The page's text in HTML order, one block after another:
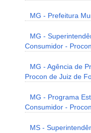
MG - Prefeitura
MG -
Consumidor -
MG - Agência de
Procon de Juiz de
MG - Programa
Consumidor -
MS -